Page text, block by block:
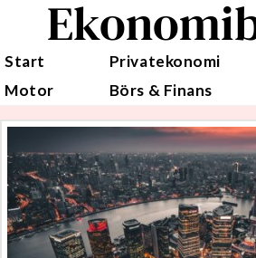
Start Privatekonomi
Motor
Börs & Finans